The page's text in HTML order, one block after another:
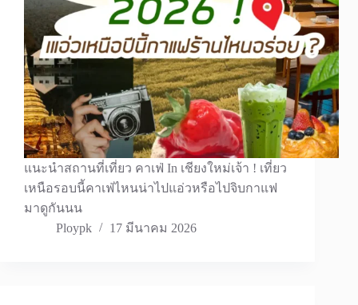
แนะนำสถานที่เที่ยว คาเฟ่ In เชียงใหม่เจ้า ! เที่ยว
เหนือรอบนี้คาเฟ่ไหนน่าไปแอ่วหรือไปจิบกาแฟ
มาดูกันนน
Ploypk
17 มีนาคม 2026